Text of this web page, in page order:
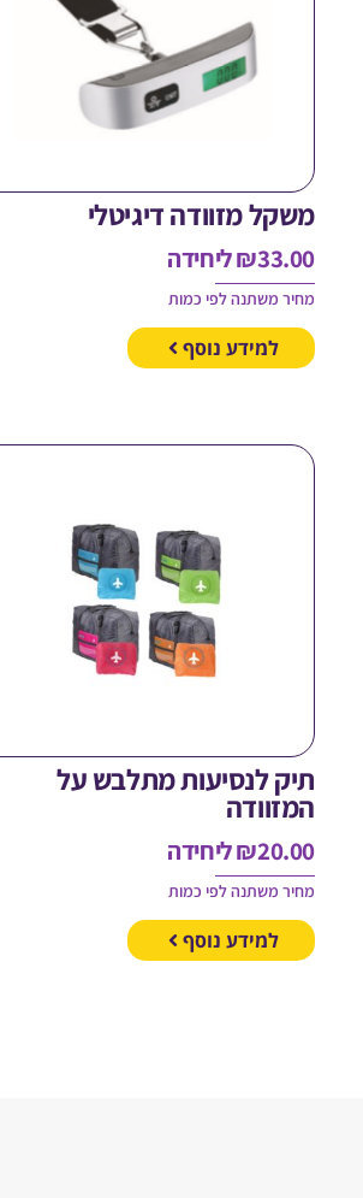
משקל מזוודה דיגיטלי
₪33.00 ליחידה
מחיר משתנה לפי כמות
למידע נוסף
תיק לנסיעות מתלבש על
המזוודה
₪20.00 ליחידה
מחיר משתנה לפי כמות
למידע נוסף